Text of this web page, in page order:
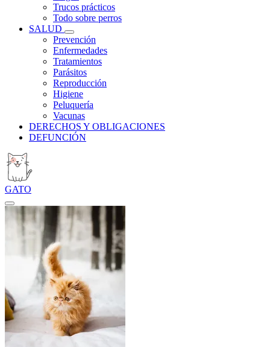
Trucos prácticos
Todo sobre perros
SALUD
Prevención
Enfermedades
Tratamientos
Parásitos
Reproducción
Higiene
Peluquería
Vacunas
DERECHOS Y OBLIGACIONES
DEFUNCIÓN
GATO